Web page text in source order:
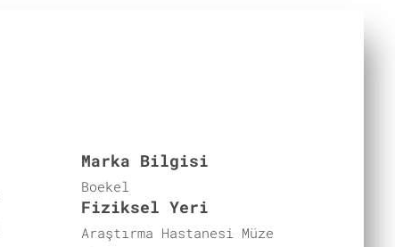
Marka Bilgisi
Boekel
Fiziksel Yeri
Araştırma Hastanesi Müze